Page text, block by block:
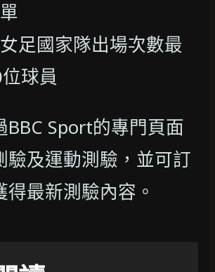
足國家隊出場次數最
球員
BBC Sport的專門頁面
驗及運動測驗，並可訂
得最新測驗內容。